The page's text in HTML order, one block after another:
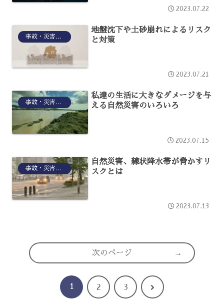
2023.07.22
事故・災害リスク
地盤沈下や土砂崩れによるリスク
と対策
2023.07.21
事故・災害リスク
私達の生活に大きなダメージを与
える自然災害のいろいろ
2023.07.15
事故・災害リスク
自然災害、線状降水帯が脅かすリ
スクとは
2023.07.13
次のページ
1 2 3 次